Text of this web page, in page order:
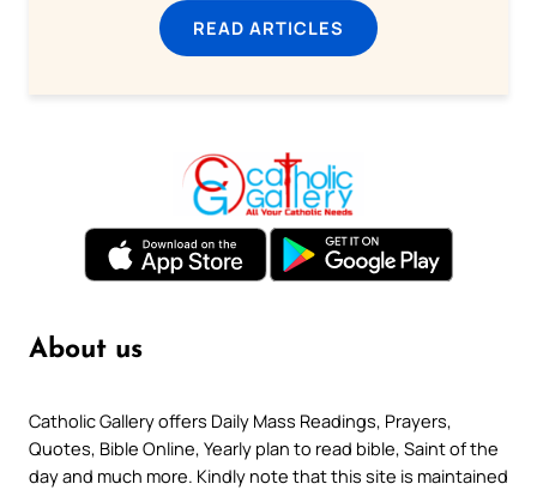
READ ARTICLES
About us
Catholic Gallery offers Daily Mass Readings, Prayers,
Quotes, Bible Online, Yearly plan to read bible, Saint of the
day and much more. Kindly note that this site is maintained